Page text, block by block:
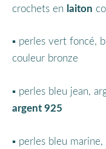
crochets en laiton
▪︎ perles vert foncé,
couleur bronze
▪︎ perles bleu jean,
argent 925
▪︎ perles bleu